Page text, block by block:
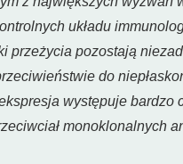
układu
przeżycia pozostają
do
występuje bardzo
monoklonalnych